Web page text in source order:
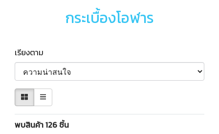
กระเบื้องโอฬาร
เรียงตาม
พบสินค้า 126 ชิ้น